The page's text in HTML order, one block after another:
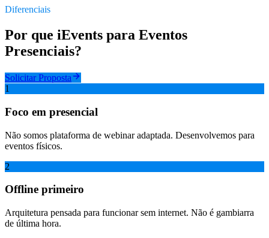
Diferenciais
Por que iEvents para Eventos
Presenciais?
Solicitar Proposta
1
Foco em presencial
Não somos plataforma de webinar adaptada. Desenvolvemos para
eventos físicos.
2
Offline primeiro
Arquitetura pensada para funcionar sem internet. Não é gambiarra
de última hora.